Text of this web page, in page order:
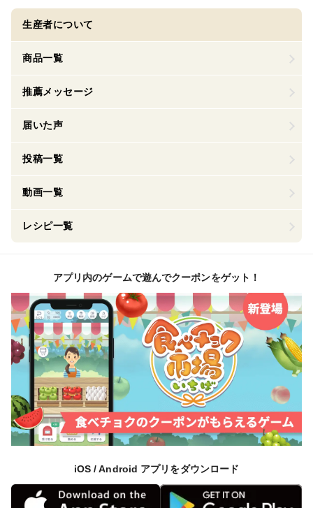
生産者について
商品一覧
推薦メッセージ
届いた声
投稿一覧
動画一覧
レシピ一覧
アプリ内のゲームで遊んでクーポンをゲット！
iOS / Android アプリをダウンロード